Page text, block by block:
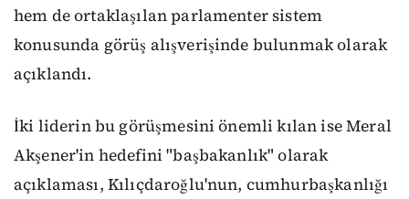
hem de ortaklaşılan parlamenter sistem
konusunda görüş alışverişinde bulunmak olarak
açıklandı.
İki liderin bu görüşmesini önemli kılan ise Meral
Akşener'in hedefini "başbakanlık" olarak
açıklaması, Kılıçdaroğlu'nun, cumhurbaşkanlığı